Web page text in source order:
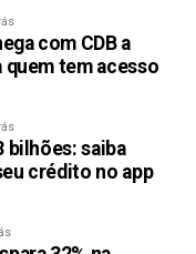
com CDB a
quem tem acesso
bilhões: saiba
crédito no app